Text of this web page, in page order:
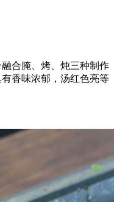
合腌、烤、炖三种制作
香味浓郁，汤红色亮等